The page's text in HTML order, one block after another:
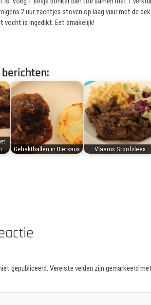
2 uur zachtjes stoven op laag vuur met de
vocht is ingedikt. Eet smakelijk!
Gehaktballen in Biersaus Vlaams Stoofvlees
gepubliceerd. Vereiste velden zijn gemarkeerd met